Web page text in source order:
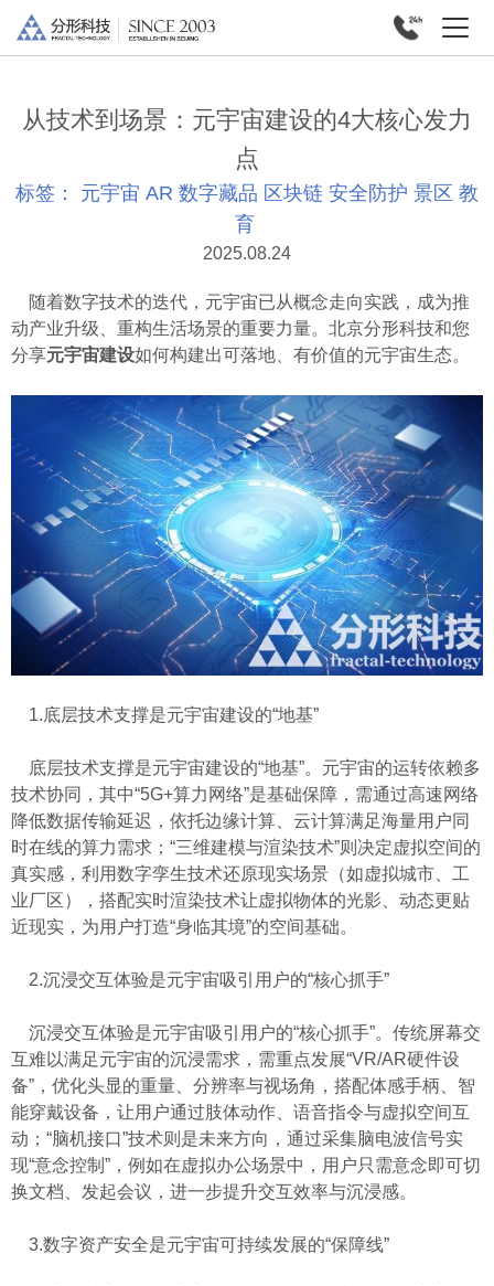
从技术到场景：元宇宙建设的4大核心发力
点
标签： 元宇宙 AR 数字藏品 区块链 安全防护 景区 教
育
2025.08.24
随着数字技术的迭代，元宇宙已从概念走向实践，成为推
动产业升级、重构生活场景的重要力量。北京分形科技和您
分享元宇宙建设如何构建出可落地、有价值的元宇宙生态。
1.底层技术支撑是元宇宙建设的“地基”
底层技术支撑是元宇宙建设的“地基”。元宇宙的运转依赖多
技术协同，其中“5G+算力网络”是基础保障，需通过高速网络
降低数据传输延迟，依托边缘计算、云计算满足海量用户同
时在线的算力需求；“三维建模与渲染技术”则决定虚拟空间的
真实感，利用数字孪生技术还原现实场景（如虚拟城市、工
业厂区），搭配实时渲染技术让虚拟物体的光影、动态更贴
近现实，为用户打造“身临其境”的空间基础。
2.沉浸交互体验是元宇宙吸引用户的“核心抓手”
沉浸交互体验是元宇宙吸引用户的“核心抓手”。传统屏幕交
互难以满足元宇宙的沉浸需求，需重点发展“VR/AR硬件设
备”，优化头显的重量、分辨率与视场角，搭配体感手柄、智
能穿戴设备，让用户通过肢体动作、语音指令与虚拟空间互
动；“脑机接口”技术则是未来方向，通过采集脑电波信号实
现“意念控制”，例如在虚拟办公场景中，用户只需意念即可切
换文档、发起会议，进一步提升交互效率与沉浸感。
3.数字资产安全是元宇宙可持续发展的“保障线”